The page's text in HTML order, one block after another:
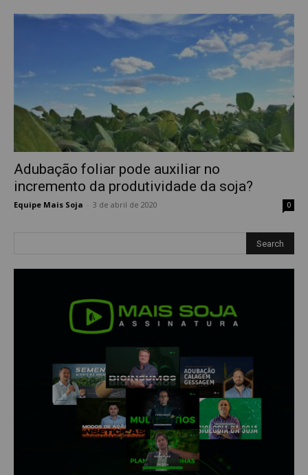
Adubação foliar pode auxiliar no
incremento da produtividade da soja?
Equipe Mais Soja 3 de abril de 2020 0